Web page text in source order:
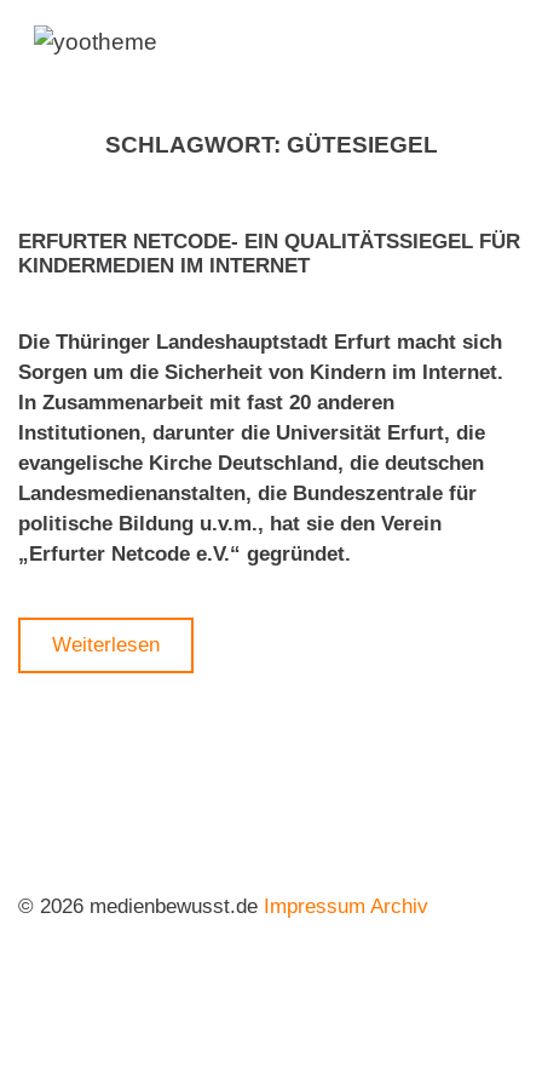
SCHLAGWORT: GÜTESIEGEL
ERFURTER NETCODE- EIN QUALITÄTSSIEGEL FÜR
KINDERMEDIEN IM INTERNET
Die Thüringer Landeshauptstadt Erfurt macht sich
Sorgen um die Sicherheit von Kindern im Internet.
In Zusammenarbeit mit fast 20 anderen
Institutionen, darunter die Universität Erfurt, die
evangelische Kirche Deutschland, die deutschen
Landesmedienanstalten, die Bundeszentrale für
politische Bildung u.v.m., hat sie den Verein
„Erfurter Netcode e.V.“ gegründet.
Weiterlesen
© 2026 medienbewusst.de Impressum Archiv